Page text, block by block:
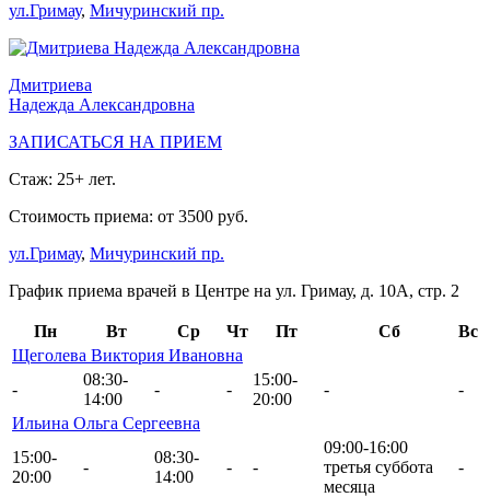
ул.Гримау, Мичуринский пр.
Дмитриева
Надежда Александровна
ЗАПИСАТЬСЯ НА ПРИЕМ
Стаж: 25+ лет.
Стоимость приема: от 3500 руб.
ул.Гримау, Мичуринский пр.
График приема врачей в Центре на ул. Гримау, д. 10А, стр. 2
Пн Вт Ср Чт Пт Сб
Вс
Щеголева Виктория Ивановна
-
08:30-
14:00
- -
15:00-
20:00
-
-
Ильина Ольга Сергеевна
15:00-
20:00
-
08:30-
14:00
- -
09:00-16:00
третья суббота
месяца
-